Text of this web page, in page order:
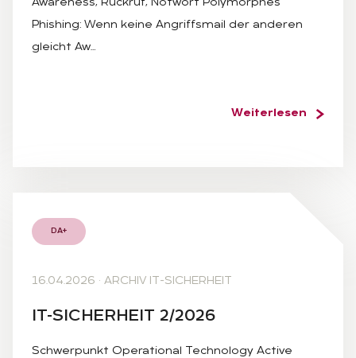
Awareness, Rückruf, Notwort Polymorphes
Phishing: Wenn keine Angriffsmail der anderen
gleicht Aw…
Weiterlesen
DA+
16.04.2026 · ARCHIV IT-SICHERHEIT
IT-SI­CHER­HEIT 2/2026
Schwerpunkt Operational Technology Active